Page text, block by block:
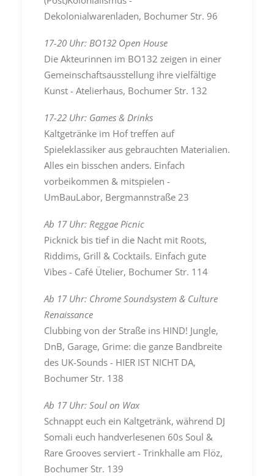
Dekolonialwarenladen, Bochumer Str. 96
17-20 Uhr: BO132 Open House
Die Akteurinnen im BO132 zeigen in einer
Gemeinschaftsausstellung ihre vielfältige
Kunst - Atelierhaus, Bochumer Str. 132
17-22 Uhr: Games & Drinks
Kaltgetränke im Hof treffen auf
Spieleklassiker aus gebrauchten Materialien.
Alles ein bisschen anders. Einfach
vorbeikommen & mitspielen -
UmBauLabor, Bergmannstraße 23
Ab 17 Uhr: Reggae Picnic
Picknick bis tief in die Nacht mit Roots,
Riddims, Grill & Cocktails. Einfach gute
Vibes - Café Ütelier, Bochumer Str. 114
Ab 17 Uhr: Chrome Soundsystem & Culture
Renaissance
Clubbing von der Straße ins HIND! Jungle,
DnB, Garage, Grime: die ganze Bandbreite
des UK-Sounds - HIER IST NICHT DA,
Bochumer Str. 138
Ab 17 Uhr: Soul on Wax
Schnappt euch ein Kaltgetränk, während DJ
Somali euch handverlesenen 60s Soul &
Rare Grooves serviert - Trinkhalle am Flöz,
Bochumer Str. 139